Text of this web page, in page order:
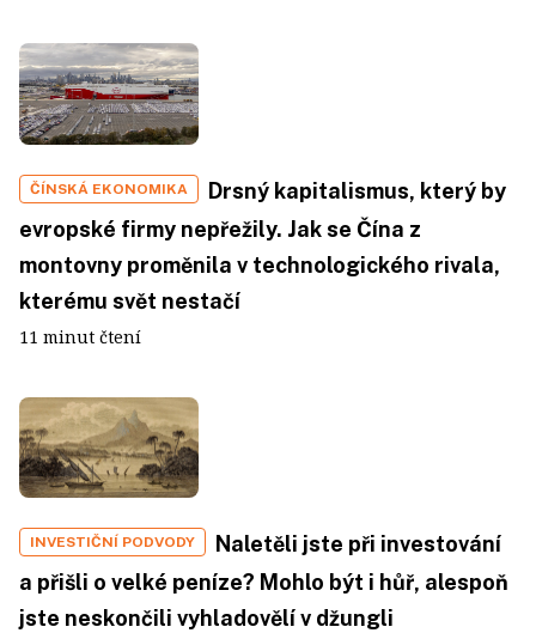
ČÍNSKÁ EKONOMIKA
Drsný kapitalismus, který by
evropské firmy nepřežily. Jak se Čína z
montovny proměnila v technologického rivala,
kterému svět nestačí
11 minut čtení
INVESTIČNÍ PODVODY
Naletěli jste při investování
a přišli o velké peníze? Mohlo být i hůř, alespoň
jste neskončili vyhladovělí v džungli